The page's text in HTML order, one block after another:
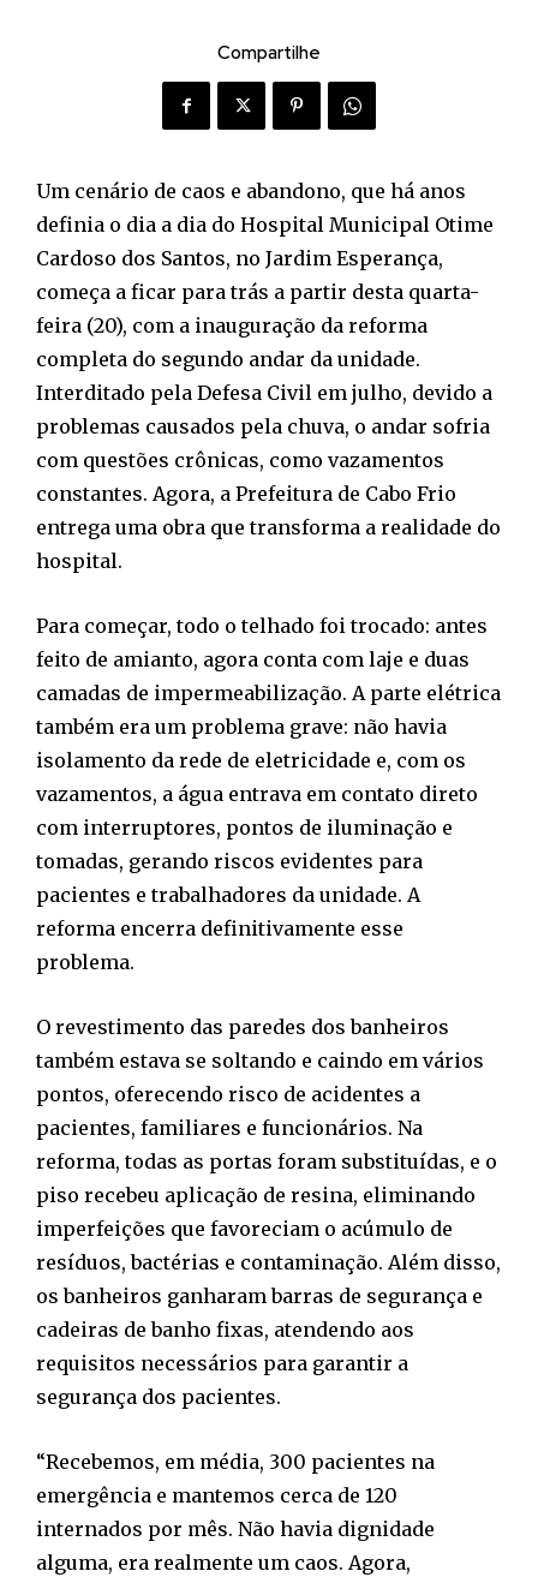
Compartilhe
Um cenário de caos e abandono, que há anos
definia o dia a dia do Hospital Municipal Otime
Cardoso dos Santos, no Jardim Esperança,
começa a ficar para trás a partir desta quarta-
feira (20), com a inauguração da reforma
completa do segundo andar da unidade.
Interditado pela Defesa Civil em julho, devido a
problemas causados pela chuva, o andar sofria
com questões crônicas, como vazamentos
constantes. Agora, a Prefeitura de Cabo Frio
entrega uma obra que transforma a realidade do
hospital.
Para começar, todo o telhado foi trocado: antes
feito de amianto, agora conta com laje e duas
camadas de impermeabilização. A parte elétrica
também era um problema grave: não havia
isolamento da rede de eletricidade e, com os
vazamentos, a água entrava em contato direto
com interruptores, pontos de iluminação e
tomadas, gerando riscos evidentes para
pacientes e trabalhadores da unidade. A
reforma encerra definitivamente esse
problema.
O revestimento das paredes dos banheiros
também estava se soltando e caindo em vários
pontos, oferecendo risco de acidentes a
pacientes, familiares e funcionários. Na
reforma, todas as portas foram substituídas, e o
piso recebeu aplicação de resina, eliminando
imperfeições que favoreciam o acúmulo de
resíduos, bactérias e contaminação. Além disso,
os banheiros ganharam barras de segurança e
cadeiras de banho fixas, atendendo aos
requisitos necessários para garantir a
segurança dos pacientes.
“Recebemos, em média, 300 pacientes na
emergência e mantemos cerca de 120
internados por mês. Não havia dignidade
alguma, era realmente um caos. Agora,